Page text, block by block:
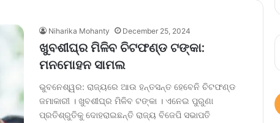
Niharika Mohanty December 25, 2024
ଖୁବଶୀଘ୍ର ମିଳିବ ଚିଟଫଣ୍ଡ ଟଙ୍କା:
ମନମୋହନ ସାମଲ
ଭୁବନେଶ୍ୱର: ରାଜ୍ୟରେ ଆଉ ହନ୍ତସନ୍ତ ହେବେନି ଚିଟଫଣ୍ଡ
ଜମାକାରୀ । ଖୁବଶୀଘ୍ର ମିଳିବ ଟଙ୍କା । ଏନେଇ ପୁରୁଣା
ପ୍ରତିଶ୍ରୁତିକୁ ଦୋହରାଇଛନ୍ତି ରାଜ୍ୟ ବିଜେପି ସଭାପତି